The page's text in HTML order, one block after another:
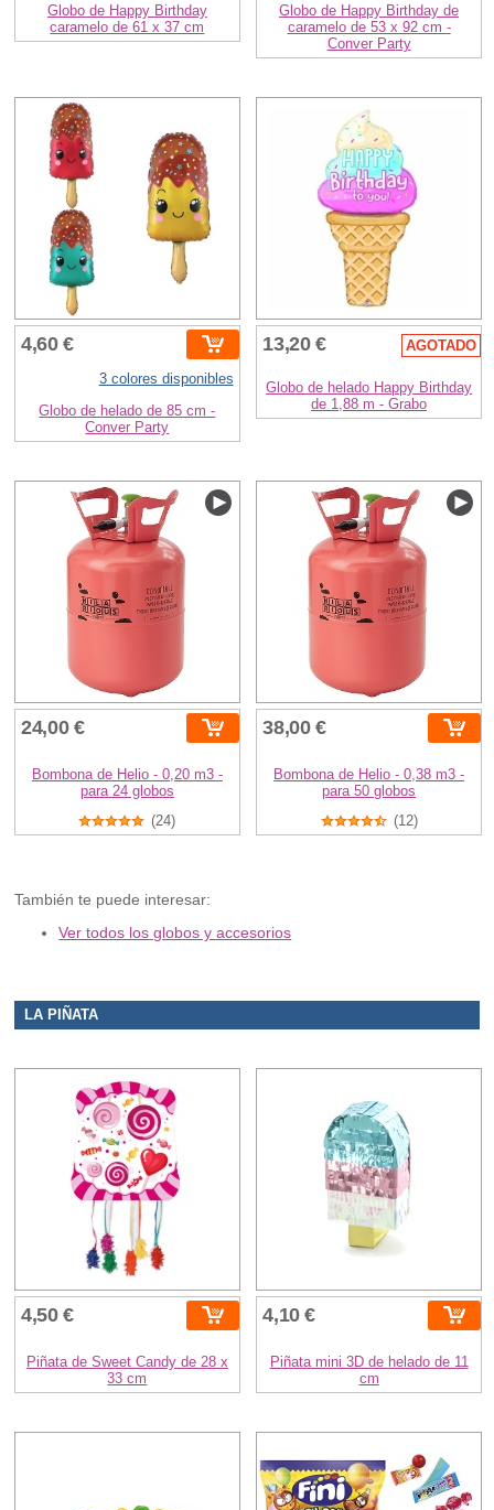
Globo de Happy Birthday
caramelo de 61 x 37 cm
Globo de Happy Birthday de
caramelo de 53 x 92 cm -
Conver Party
4,60 €
3 colores disponibles
Globo de helado de 85 cm -
Conver Party
13,20 € AGOTADO
Globo de helado Happy Birthday
de 1,88 m - Grabo
24,00 €
Bombona de Helio - 0,20 m3 -
para 24 globos
(24)
38,00 €
Bombona de Helio - 0,38 m3 -
para 50 globos
(12)
También te puede interesar:
Ver todos los globos y accesorios
LA PIÑATA
4,50 €
Piñata de Sweet Candy de 28 x
33 cm
4,10 €
Piñata mini 3D de helado de 11
cm